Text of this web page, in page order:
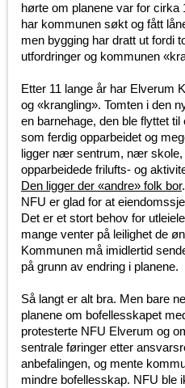
hørte om planene var for cirka
har kommunen søkt og fått
men bygging har dratt ut fordi
utfordringer og kommunen
Etter 11 lange år har Elverum
og «krangling». Tomten i den
en barnehage, den ble flyttet
som ferdig opparbeidet og
ligger nær sentrum, nær skole,
opparbeidede frilufts- og
Den ligger der «andre» folk bor.
NFU er glad for at
Det er et stort behov for
mange venter på leilighet de
Kommunen må imidlertid
på grunn av endring i planene.
Så langt er alt bra. Men bare
planene om bofellesskapet
protesterte NFU Elverum og
sentrale føringer etter
anbefalingen, og mente
mindre bofellesskap. NFU ble